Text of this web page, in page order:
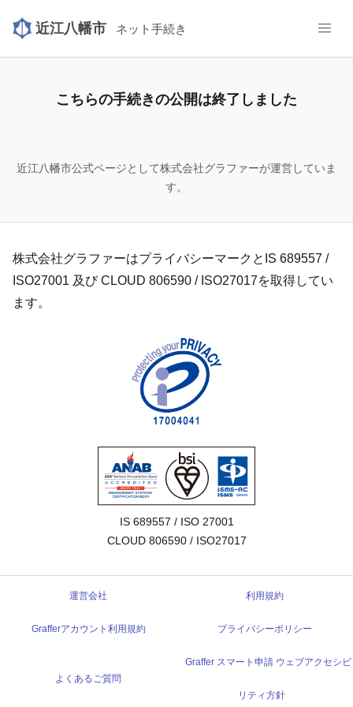
近江八幡市 ネット手続き
こちらの手続きの公開は終了しました
近江八幡市公式ページとして株式会社グラファーが運営していま
す。
株式会社グラファーはプライバシーマークとIS 689557 /
ISO27001 及び CLOUD 806590 / ISO27017を取得してい
ます。
IS 689557 / ISO 27001
CLOUD 806590 / ISO27017
運営会社 利用規約
Grafferアカウント利用規約 プライバシーポリシー
よくあるご質問
Graffer スマート申請 ウェブアクセシビ
リティ方針